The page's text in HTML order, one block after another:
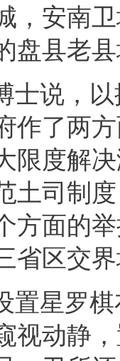
，安南
盘县老
士说，
作了两
限度解
土司制
方面的
省区交
置星罗
视动静